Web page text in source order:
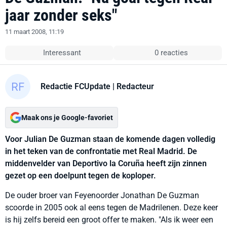
jaar zonder seks"
11 maart 2008, 11:19
Interessant 0 reacties
Redactie FCUpdate | Redacteur
Maak ons je Google-favoriet
Voor Julian De Guzman staan de komende dagen volledig
in het teken van de confrontatie met Real Madrid. De
middenvelder van Deportivo la Coruña heeft zijn zinnen
gezet op een doelpunt tegen de koploper.
De ouder broer van Feyenoorder Jonathan De Guzman
scoorde in 2005 ook al eens tegen de Madrilenen. Deze keer
is hij zelfs bereid een groot offer te maken. "Als ik weer een